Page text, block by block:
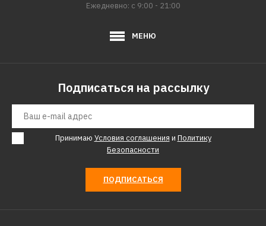
Ежедневно: с 9:00 - 21:00
МЕНЮ
Подписаться на рассылку
Принимаю Условия соглашения и Политику
Безопасности
ПОДПИСАТЬСЯ